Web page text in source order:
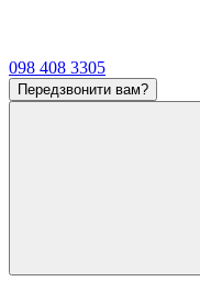
098 408 3305
Передзвонити вам?